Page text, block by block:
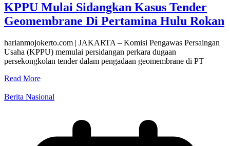
KPPU Mulai Sidangkan Kasus Tender
Geomembrane Di Pertamina Hulu Rokan
harianmojokerto.com | JAKARTA – Komisi Pengawas Persaingan
Usaha (KPPU) memulai persidangan perkara dugaan
persekongkolan tender dalam pengadaan geomembrane di PT
Read More
Berita Nasional